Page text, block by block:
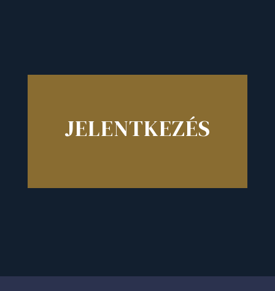
JELENTKEZÉS